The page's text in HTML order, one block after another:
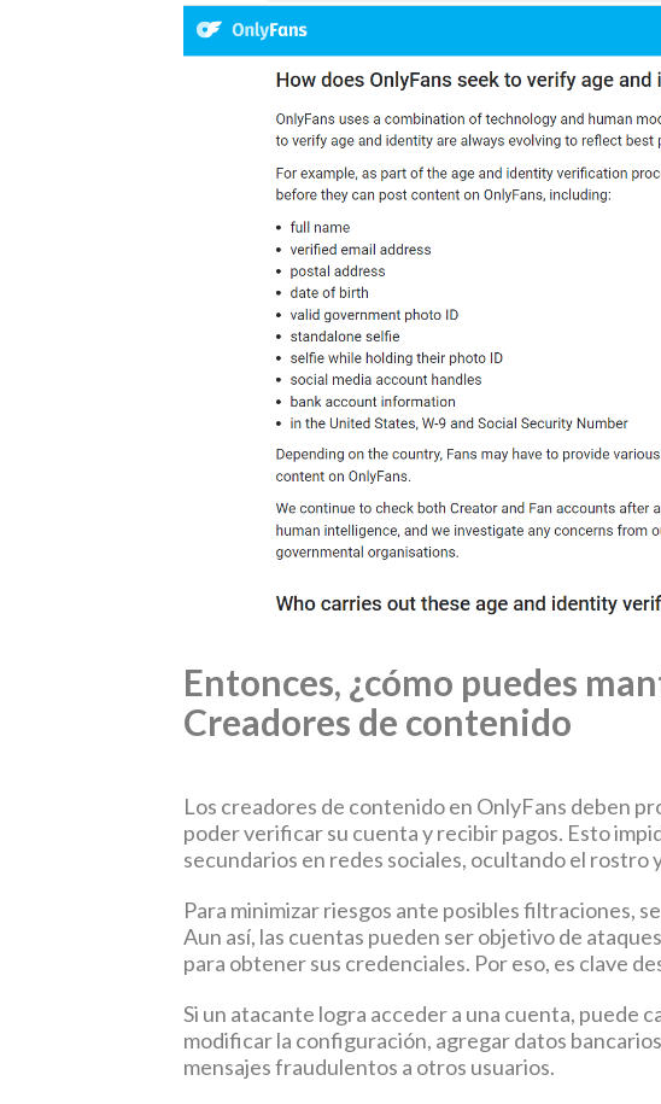
Entonces, ¿cómo puedes
Creadores de contenido
Los creadores de contenido en OnlyFans deben
poder verificar su cuenta y recibir pagos. Esto
secundarios en redes sociales, ocultando el rostro
Para minimizar riesgos ante posibles filtraciones,
Aun así, las cuentas pueden ser objetivo de
para obtener sus credenciales. Por eso, es clave
Si un atacante logra acceder a una cuenta, puede
modificar la configuración, agregar datos
mensajes fraudulentos a otros usuarios.